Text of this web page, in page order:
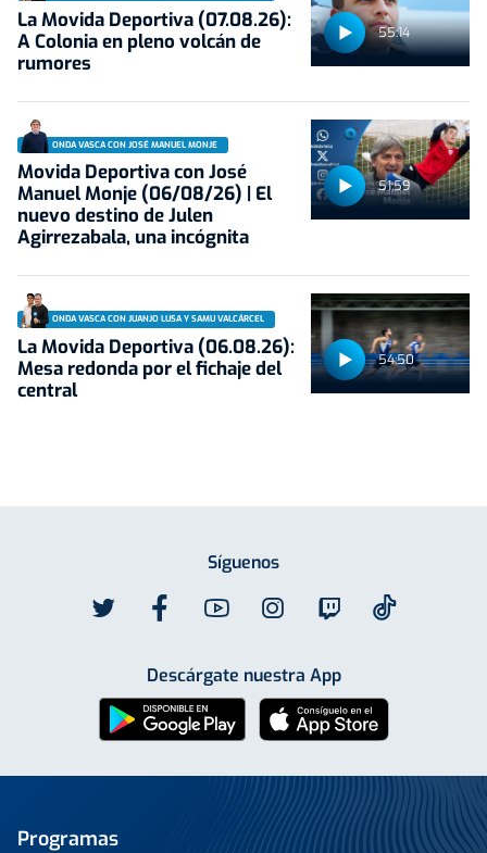
55:14
La Movida Deportiva (07.08.26):
A Colonia en pleno volcán de
rumores
51:59
ONDA VASCA CON JOSÉ MANUEL MONJE
Movida Deportiva con José
Manuel Monje (06/08/26) | El
nuevo destino de Julen
Agirrezabala, una incógnita
54:50
ONDA VASCA CON JUANJO LUSA Y SAMU VALCÁRCEL
La Movida Deportiva (06.08.26):
Mesa redonda por el fichaje del
central
Síguenos
Descárgate nuestra App
Programas